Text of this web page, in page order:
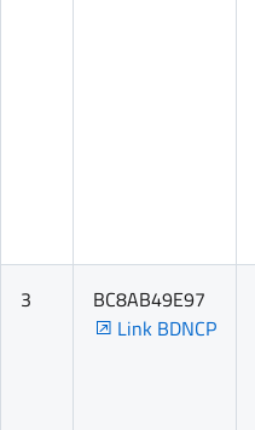
3
BC8AB49E97
Link BDNCP